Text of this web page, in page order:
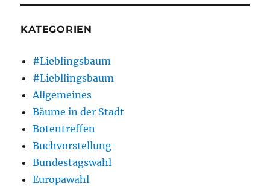
KATEGORIEN
#Lieblingsbaum
#Liebllingsbaum
Allgemeines
Bäume in der Stadt
Botentreffen
Buchvorstellung
Bundestagswahl
Europawahl